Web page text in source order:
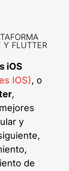
Y FLUTTER
iOS
IOS), o
,
y
de